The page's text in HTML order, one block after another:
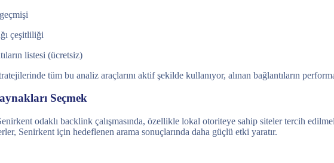
çeşitliliği
listesi (ücretsiz)
tüm bu analiz araçlarını aktif şekilde kullanıyor, alınan bağlantıların
Seçmek
odaklı backlink çalışmasında, özellikle lokal otoriteye sahip siteler tercih
Senirkent için hedeflenen arama sonuçlarında daha güçlü etki yaratır.